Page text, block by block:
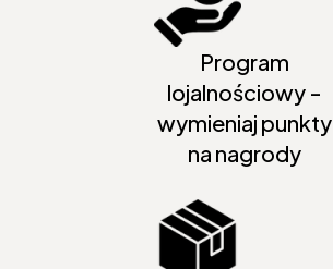
Program
lojalnościowy -
wymieniaj punkty
na nagrody